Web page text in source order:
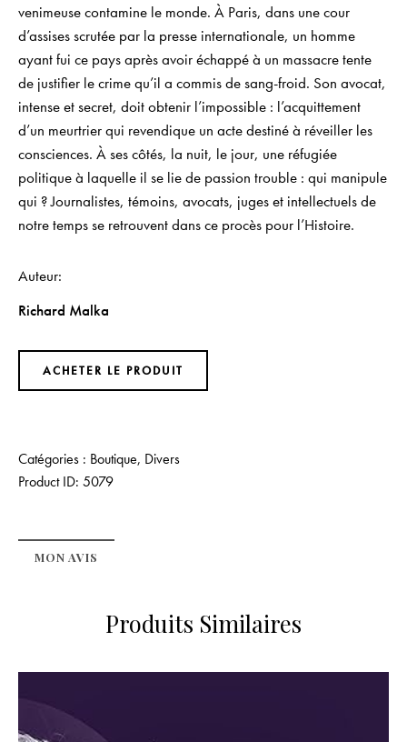
venimeuse contamine le monde. À Paris, dans une cour
d’assises scrutée par la presse internationale, un homme
ayant fui ce pays après avoir échappé à un massacre tente
de justifier le crime qu’il a commis de sang-froid. Son avocat,
intense et secret, doit obtenir l’impossible : l’acquittement
d’un meurtrier qui revendique un acte destiné à réveiller les
consciences. À ses côtés, la nuit, le jour, une réfugiée
politique à laquelle il se lie de passion trouble : qui manipule
qui ? Journalistes, témoins, avocats, juges et intellectuels de
notre temps se retrouvent dans ce procès pour l’Histoire.
Auteur
Richard Malka
ACHETER LE PRODUIT
Catégories : Boutique, Divers
Product ID: 5079
MON AVIS
Produits Similaires